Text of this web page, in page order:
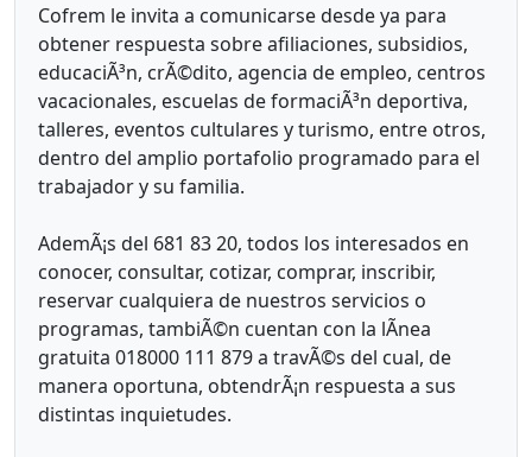
Cofrem le invita a comunicarse desde ya para
obtener respuesta sobre afiliaciones, subsidios,
educaciÃ³n, crÃ©dito, agencia de empleo, centros
vacacionales, escuelas de formaciÃ³n deportiva,
talleres, eventos cultulares y turismo, entre otros,
dentro del amplio portafolio programado para el
trabajador y su familia.
AdemÃ¡s del 681 83 20, todos los interesados en
conocer, consultar, cotizar, comprar, inscribir,
reservar cualquiera de nuestros servicios o
programas, tambiÃ©n cuentan con la lÃ­nea
gratuita 018000 111 879 a travÃ©s del cual, de
manera oportuna, obtendrÃ¡n respuesta a sus
distintas inquietudes.